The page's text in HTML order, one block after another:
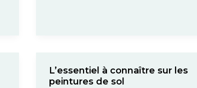
L’essentiel à connaître sur les
peintures de sol